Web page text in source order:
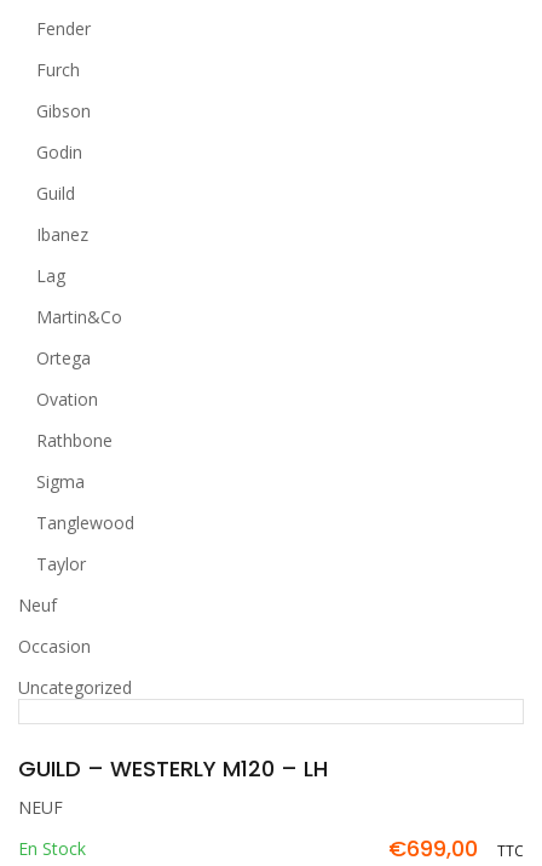
Fender
Furch
Gibson
Godin
Guild
Ibanez
Lag
Martin&Co
Ortega
Ovation
Rathbone
Sigma
Tanglewood
Taylor
Neuf
Occasion
Uncategorized
GUILD – WESTERLY M120 – LH
NEUF
En Stock
€699,00 TTC